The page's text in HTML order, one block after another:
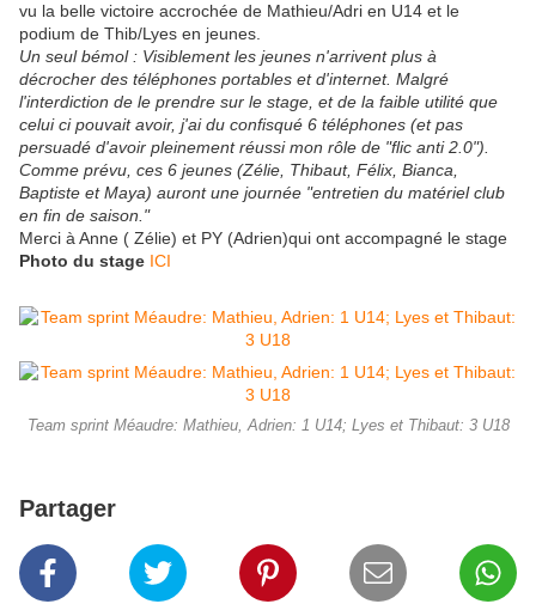
vu la belle victoire accrochée de Mathieu/Adri en U14 et le
podium de Thib/Lyes en jeunes.
Un seul bémol : Visiblement les jeunes n'arrivent plus à
décrocher des téléphones portables et d'internet. Malgré
l'interdiction de le prendre sur le stage, et de la faible utilité que
celui ci pouvait avoir, j'ai du confisqué 6 téléphones (et pas
persuadé d'avoir pleinement réussi mon rôle de "flic anti 2.0").
Comme prévu, ces 6 jeunes (Zélie, Thibaut, Félix, Bianca,
Baptiste et Maya) auront une journée "entretien du matériel club
en fin de saison."
Merci à Anne ( Zélie) et PY (Adrien)qui ont accompagné le stage
Photo du stage ICI
Team sprint Méaudre: Mathieu, Adrien: 1 U14; Lyes et Thibaut: 3 U18
Partager